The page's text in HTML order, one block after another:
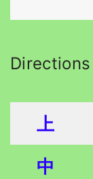
Directions
上
中